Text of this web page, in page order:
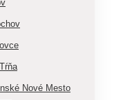
Nové Mesto